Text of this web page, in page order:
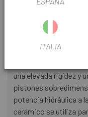
opcional con placa
con acero
de radiación.
una elevada rigidez y
pistones
potencia hidráulica a
cerámico se utiliza
ITALIA